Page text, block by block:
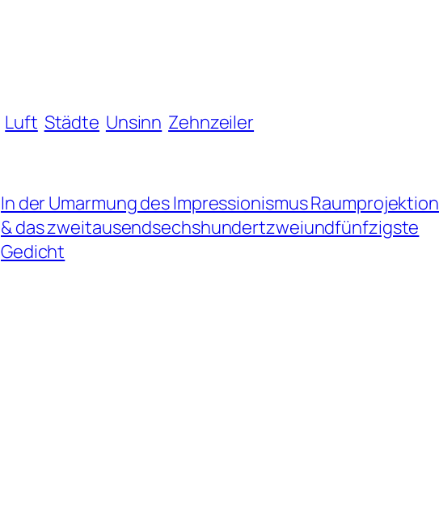
Luft Städte Unsinn Zehnzeiler
In der Umarmung des Impressionismus Raumprojektion
& das zweitausendsechshundertzweiundfünfzigste
Gedicht